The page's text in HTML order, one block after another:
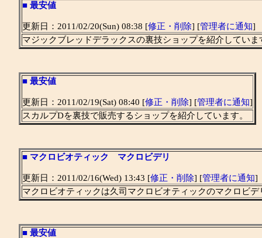
■ 最安値
更新日：2011/02/20(Sun) 08:38 [修正・削除] [管理者に通知]
マジックブレッドデラックスの裏技ショップを紹介していま
■ 最安値
更新日：2011/02/19(Sat) 08:40 [修正・削除] [管理者に通知]
スカルプDを裏技で販売するショップを紹介しています。
■ マクロビオティック マクロビデリ
更新日：2011/02/16(Wed) 13:43 [修正・削除] [管理者に通知]
マクロビオティックは久司マクロビオティックのマクロビデ
■ 最安値